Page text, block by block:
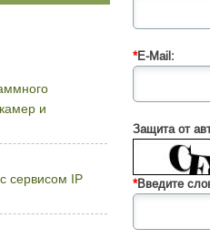
*E-Mail:
Защита от
*Введите
и
сервисом IP